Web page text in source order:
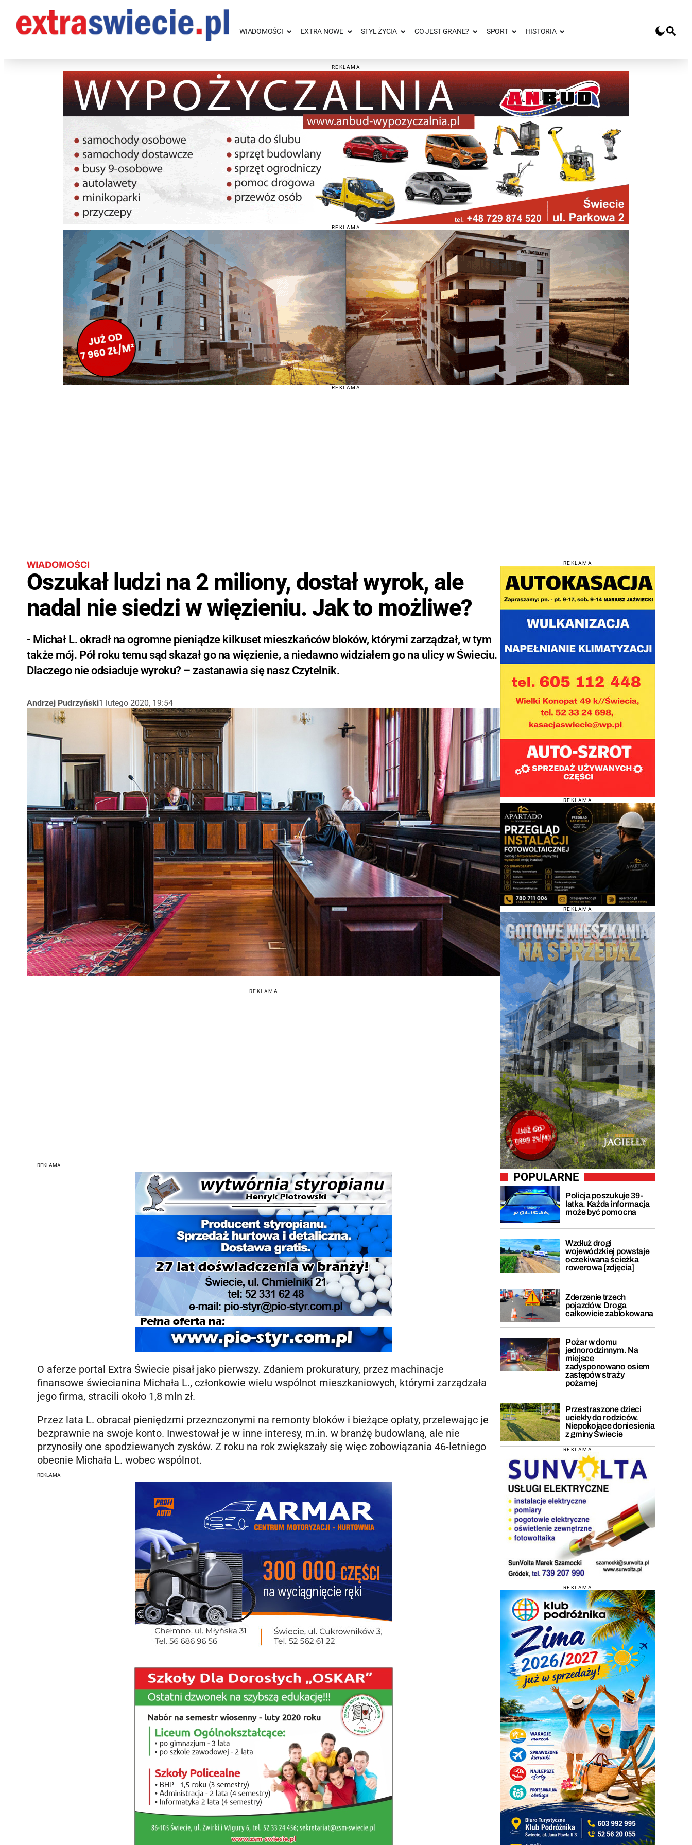
WIADOMOŚCI EXTRA NOWE STYL ŻYCIA CO JEST GRANE? SPORT HISTORIA
REKLAMA
REKLAMA
REKLAMA
WIADOMOŚCI
Oszukał ludzi na 2 miliony, dostał wyrok, ale
nadal nie siedzi w więzieniu. Jak to możliwe?
- Michał L. okradł na ogromne pieniądze kilkuset mieszkańców bloków, którymi zarządzał, w tym
także mój. Pół roku temu sąd skazał go na więzienie, a niedawno widziałem go na ulicy w Świeciu.
Dlaczego nie odsiaduje wyroku? – zastanawia się nasz Czytelnik.
Andrzej Pudrzyński1 lutego 2020, 19:54
REKLAMA
REKLAMA
O aferze portal Extra Świecie pisał jako pierwszy. Zdaniem prokuratury, przez machinacje
finansowe świecianina Michała L., członkowie wielu wspólnot mieszkaniowych, którymi zarządzała
jego firma, stracili około 1,8 mln zł.
Przez lata L. obracał pieniędzmi przeznczonymi na remonty bloków i bieżące opłaty, przelewając je
bezprawnie na swoje konto. Inwestował je w inne interesy, m.in. w branżę budowlaną, ale nie
przynosiły one spodziewanych zysków. Z roku na rok zwiększały się więc zobowiązania 46-letniego
obecnie Michała L. wobec wspólnot.
REKLAMA
REKLAMA
REKLAMA
REKLAMA
POPULARNE
Policja poszukuje 39-
latka. Każda informacja
może być pomocna
Wzdłuż drogi
wojewódzkiej powstaje
oczekiwana ścieżka
rowerowa [zdjęcia]
Zderzenie trzech
pojazdów. Droga
całkowicie zablokowana
Pożar w domu
jednorodzinnym. Na
miejsce
zadysponowano osiem
zastępów straży
pożarnej
Przestraszone dzieci
uciekły do rodziców.
Niepokojące doniesienia
z gminy Świecie
REKLAMA
REKLAMA